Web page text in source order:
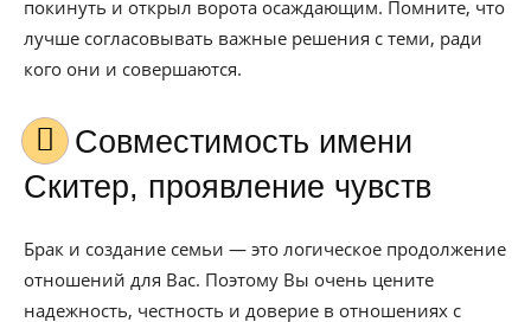
покинуть и открыл ворота осаждающим. Помните, что
лучше согласовывать важные решения с теми, ради
кого они и совершаются.
Совместимость имени
Скитер, проявление чувств
Брак и создание семьи — это логическое продолжение
отношений для Вас. Поэтому Вы очень цените
надежность, честность и доверие в отношениях с